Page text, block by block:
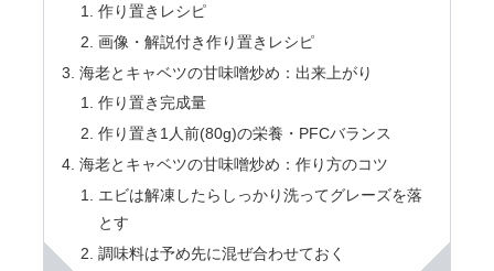
作り置きレシピ
画像・解説付き作り置きレシピ
海老とキャベツの甘味噌炒め：出来上がり
作り置き完成量
作り置き1人前(80g)の栄養・PFCバランス
海老とキャベツの甘味噌炒め：作り方のコツ
エビは解凍したらしっかり洗ってグレーズを落
とす
調味料は予め先に混ぜ合わせておく